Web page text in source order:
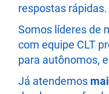
respostas rápidas.
Somos líderes de
com equipe CLT
para autônomos,
Já atendemos